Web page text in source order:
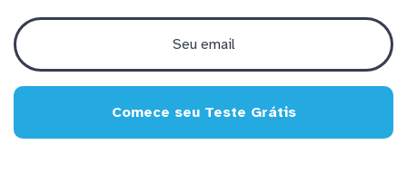
Comece seu Teste Grátis